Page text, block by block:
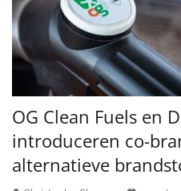
OG Clean Fuels en
introduceren co-
alternatieve